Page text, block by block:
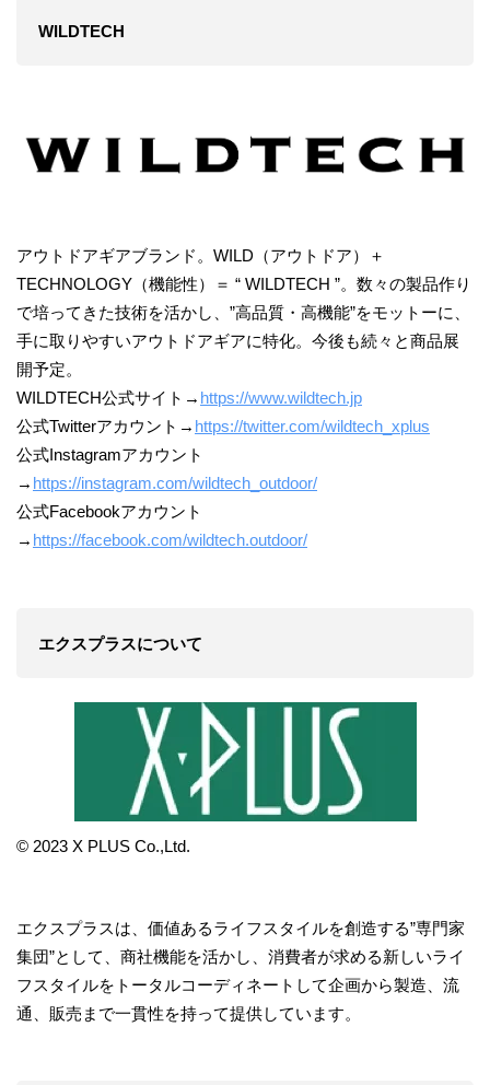
WILDTECH
アウトドアギアブランド。WILD（アウトドア）＋
TECHNOLOGY（機能性）＝ “ WILDTECH ”。数々の製品作り
で培ってきた技術を活かし、”高品質・高機能”をモットーに、
手に取りやすいアウトドアギアに特化。今後も続々と商品展
開予定。
WILDTECH公式サイト→ https://www.wildtech.jp
公式Twitterアカウント→ https://twitter.com/wildtech_xplus
公式Instagramアカウント
→ https://instagram.com/wildtech_outdoor/
公式Facebookアカウント
→ https://facebook.com/wildtech.outdoor/
エクスプラスについて
© 2023 X PLUS Co.,Ltd.
エクスプラスは、価値あるライフスタイルを創造する”専門家
集団”として、商社機能を活かし、消費者が求める新しいライ
フスタイルをトータルコーディネートして企画から製造、流
通、販売まで一貫性を持って提供しています。